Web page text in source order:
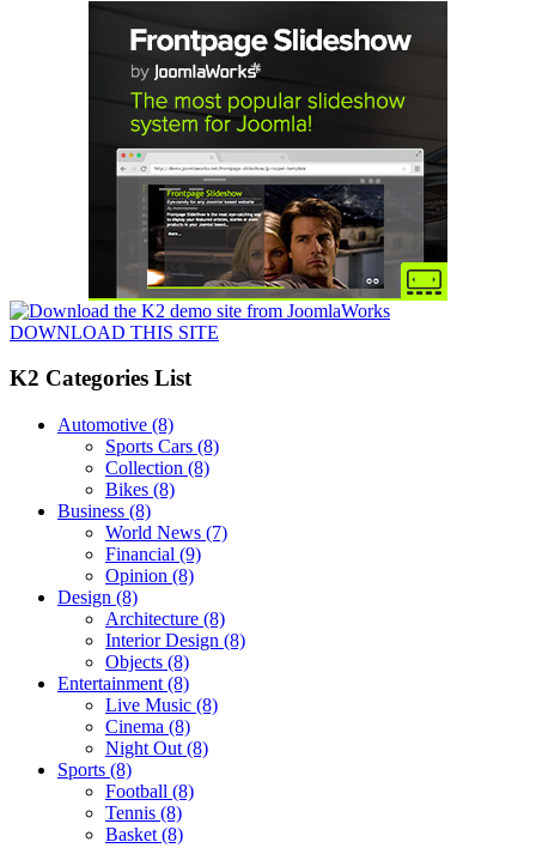
DOWNLOAD THIS SITE
K2 Categories List
Automotive (8)
Sports Cars (8)
Collection (8)
Bikes (8)
Business (8)
World News (7)
Financial (9)
Opinion (8)
Design (8)
Architecture (8)
Interior Design (8)
Objects (8)
Entertainment (8)
Live Music (8)
Cinema (8)
Night Out (8)
Sports (8)
Football (8)
Tennis (8)
Basket (8)